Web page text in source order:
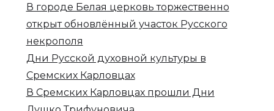
В городе Белая церковь торжественно
открыт обновлённый участок Русского
некрополя
Дни Русской духовной культуры в
Сремских Карловцах
В Сремских Карловцах прошли Дни